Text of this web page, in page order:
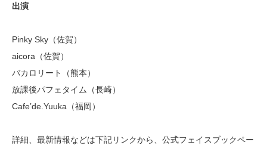
出演
Pinky Sky（佐賀）
aicora（佐賀）
バカロリート（熊本）
放課後パフェタイム（長崎）
Cafe’de.Yuuka（福岡）
詳細、最新情報などは下記リンクから、公式フェイスブックペー